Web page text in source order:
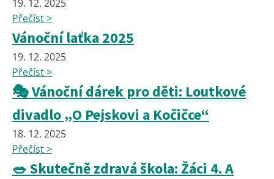
19. 12. 2025
Přečíst >
Vánoční laťka 2025
19. 12. 2025
Přečíst >
🎭 Vánoční dárek pro děti: Loutkové
divadlo „O Pejskovi a Kočičce“
18. 12. 2025
Přečíst >
🥗 Skutečně zdravá škola: Žáci 4. A